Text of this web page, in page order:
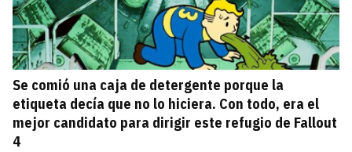
Se comió una caja de detergente porque la
etiqueta decía que no lo hiciera. Con todo, era el
mejor candidato para dirigir este refugio de Fallout
4